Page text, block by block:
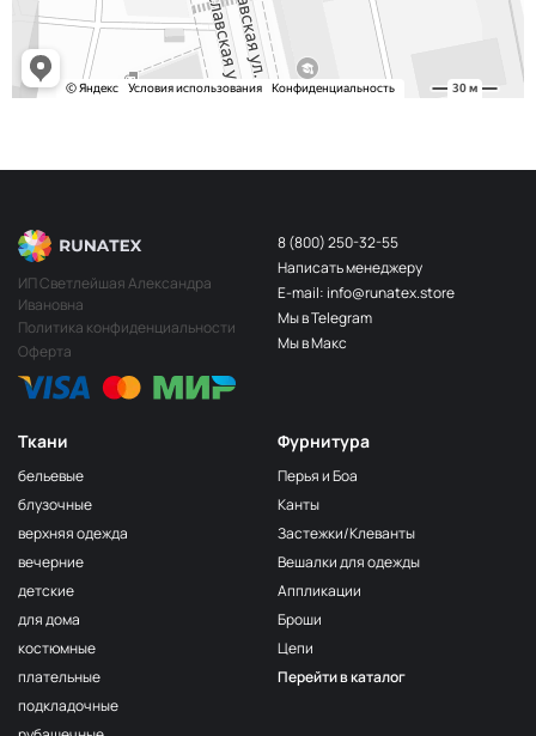
S248
Св.Бирюза
2400000683254
203/3
3Т.Бирюзовый
МП-20-203/3
(Т.Бирюзовый)
МП-20-198
2Т.Бирюзовый
МП-20-203/2
1Св.Бирюзовый
Аквамарин(Т.Бирюзовый)
МП-20-245
F222/2
волна
МП-20-F222/2
МП-20-F222/3
F257 Аквамарин
МП-20-F257
203/1
1Т.Бирюзовый
Ткани
бельевые
блузочные
верхняя одежда
вечерние
детские
для дома
костюмные
плательные
подкладочные
Фурнитура
Перья и Боа
Канты
Застежки/Клеванты
Вешалки для одежды
Аппликации
Броши
Цепи
Перейти в каталог
ИП Светлейшая Александра
Ивановна
Политика конфиденциальности
Оферта
8 (800) 250-32-55
Написать менеджеру
E-mail: info@runatex.store
Мы в Telegram
Мы в Макс